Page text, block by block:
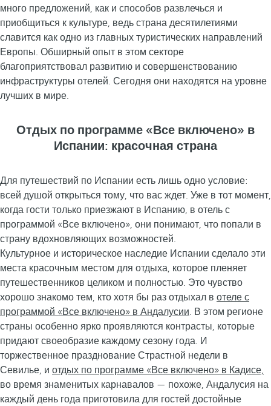
много предложений, как и способов развлечься и
приобщиться к культуре, ведь страна десятилетиями
славится как одно из главных туристических направлений
Европы. Обширный опыт в этом секторе
благоприятствовал развитию и совершенствованию
инфраструктуры отелей. Сегодня они находятся на уровне
лучших в мире.
Отдых по программе «Все включено» в
Испании: красочная страна
Для путешествий по Испании есть лишь одно условие:
всей душой открыться тому, что вас ждет. Уже в тот момент,
когда гости только приезжают в Испанию, в отель с
программой «Все включено», они понимают, что попали в
страну вдохновляющих возможностей.
Культурное и историческое наследие Испании сделало эти
места красочным местом для отдыха, которое пленяет
путешественников целиком и полностью. Это чувство
хорошо знакомо тем, кто хотя бы раз отдыхал в отеле с
программой «Все включено» в Андалусии. В этом регионе
страны особенно ярко проявляются контрасты, которые
придают своеобразие каждому сезону года. И
торжественное празднование Страстной недели в
Севилье, и отдых по программе «Все включено» в Кадисе,
во время знаменитых карнавалов — похоже, Андалусия на
каждый день года приготовила для гостей достойные